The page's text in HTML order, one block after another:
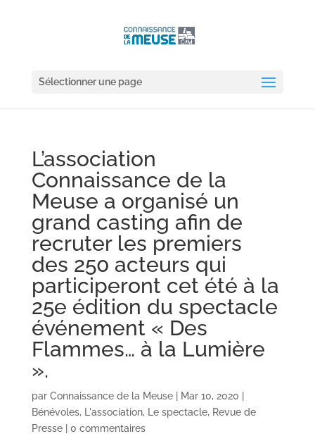
Sélectionner une page
L’association
Connaissance de la
Meuse a organisé un
grand casting afin de
recruter les premiers
des 250 acteurs qui
participeront cet été à la
25e édition du spectacle
événement « Des
Flammes… à la Lumière
».
par Connaissance de la Meuse| Mar 10, 2020
Bénévoles, L'association, Le spectacle, Revue de
Presse| 0 commentaires